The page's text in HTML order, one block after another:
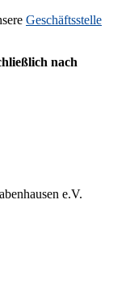
Geschäftsstelle
nach
e.V.